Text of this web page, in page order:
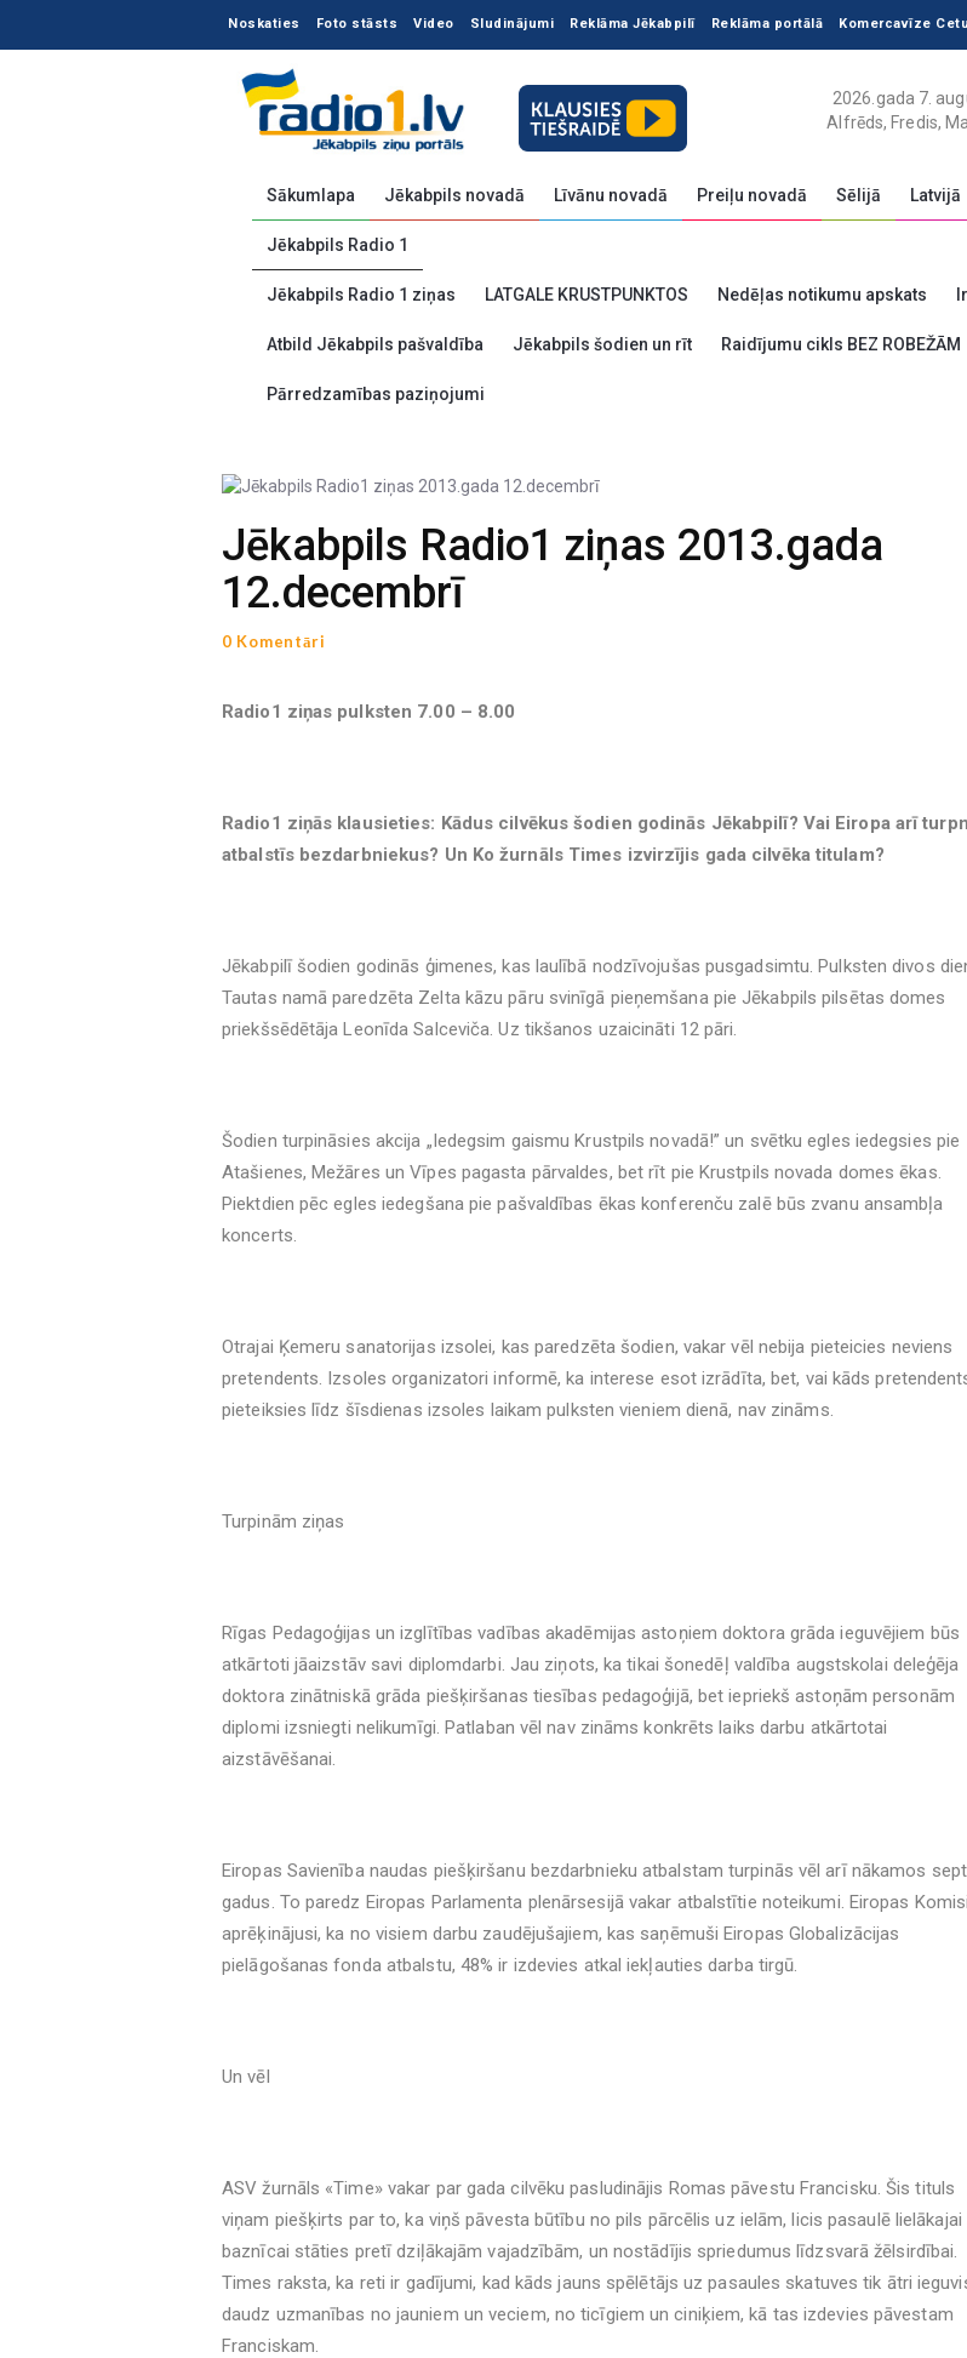
Noskaties Foto stāsts Video Sludinājumi Reklāma Jēkabpilī Reklāma portālā Komercavīze
2026.gada 7.
Alfrēds, Fredis,
Sākumlapa Jēkabpils novadā Līvānu novadā Preiļu novadā Sēlijā Latvijā
Jēkabpils Radio 1
Jēkabpils Radio 1 ziņas LATGALE KRUSTPUNKTOS Nedēļas notikumu apskats
Atbild Jēkabpils pašvaldība Jēkabpils šodien un rīt Raidījumu cikls BEZ ROBEŽĀM
Pārredzamības paziņojumi
Jēkabpils Radio1 ziņas 2013.gada
12.decembrī
0 Komentāri
Radio1 ziņas pulksten 7.00 – 8.00
Radio1 ziņās klausieties: Kādus cilvēkus šodien godinās Jēkabpilī? Vai Eiropa arī
atbalstīs bezdarbniekus? Un Ko žurnāls Times izvirzījis gada cilvēka titulam?
Jēkabpilī šodien godinās ģimenes, kas laulībā nodzīvojušas pusgadsimtu. Pulksten divos
Tautas namā paredzēta Zelta kāzu pāru svinīgā pieņemšana pie Jēkabpils pilsētas domes
priekšsēdētāja Leonīda Salceviča. Uz tikšanos uzaicināti 12 pāri.
Šodien turpināsies akcija „Iedegsim gaismu Krustpils novadā!” un svētku egles iedegsies pie
Atašienes, Mežāres un Vīpes pagasta pārvaldes, bet rīt pie Krustpils novada domes ēkas.
Piektdien pēc egles iedegšana pie pašvaldības ēkas konferenču zalē būs zvanu ansambļa
koncerts.
Otrajai Ķemeru sanatorijas izsolei, kas paredzēta šodien, vakar vēl nebija pieteicies neviens
pretendents. Izsoles organizatori informē, ka interese esot izrādīta, bet, vai kāds
pieteiksies līdz šīsdienas izsoles laikam pulksten vieniem dienā, nav zināms.
Turpinām ziņas
Rīgas Pedagoģijas un izglītības vadības akadēmijas astoņiem doktora grāda ieguvējiem būs
atkārtoti jāaizstāv savi diplomdarbi. Jau ziņots, ka tikai šonedēļ valdība augstskolai deleģēja
doktora zinātniskā grāda piešķiršanas tiesības pedagoģijā, bet iepriekš astoņām personām
diplomi izsniegti nelikumīgi. Patlaban vēl nav zināms konkrēts laiks darbu atkārtotai
aizstāvēšanai.
Eiropas Savienība naudas piešķiršanu bezdarbnieku atbalstam turpinās vēl arī nākamos
gadus. To paredz Eiropas Parlamenta plenārsesijā vakar atbalstītie noteikumi. Eiropas
aprēķinājusi, ka no visiem darbu zaudējušajiem, kas saņēmuši Eiropas Globalizācijas
pielāgošanas fonda atbalstu, 48% ir izdevies atkal iekļauties darba tirgū.
Un vēl
ASV žurnāls «Time» vakar par gada cilvēku pasludinājis Romas pāvestu Francisku. Šis tituls
viņam piešķirts par to, ka viņš pāvesta būtību no pils pārcēlis uz ielām, licis pasaulē lielākajai
baznīcai stāties pretī dziļākajām vajadzībām, un nostādījis spriedumus līdzsvarā žēlsirdībai.
Times raksta, ka reti ir gadījumi, kad kāds jauns spēlētājs uz pasaules skatuves tik ātri
daudz uzmanības no jauniem un veciem, no ticīgiem un ciniķiem, kā tas izdevies pāvestam
Franciskam.